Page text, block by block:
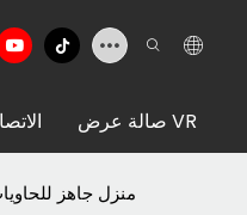
صالة عرض VR
منزل جاهز